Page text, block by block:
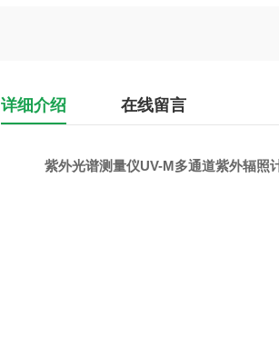
详细介绍 在线留言
紫外光谱测量仪UV-M多通道紫外辐照